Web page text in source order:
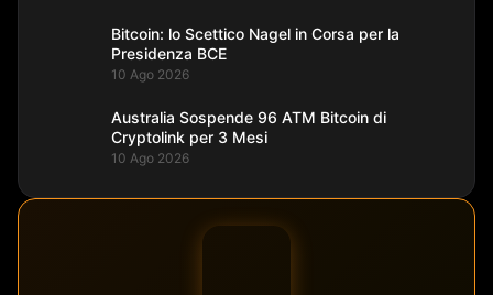
Bitcoin: lo Scettico Nagel in Corsa per la
Presidenza BCE
10 Ago 2026
Australia Sospende 96 ATM Bitcoin di
Cryptolink per 3 Mesi
10 Ago 2026